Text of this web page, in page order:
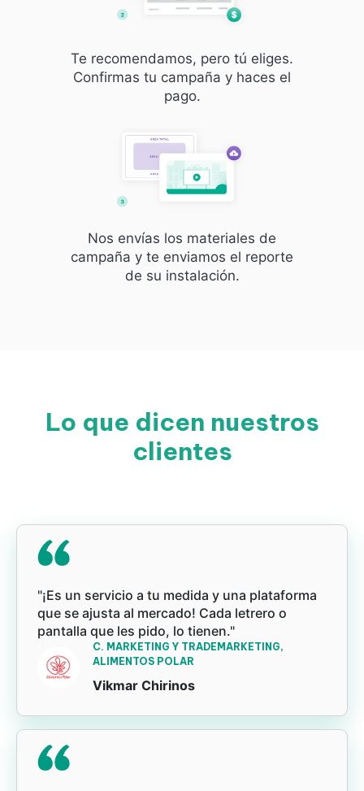
Te recomendamos, pero tú eliges.
Confirmas tu campaña y haces el
pago.
Nos envías los materiales de
campaña y te enviamos el reporte
de su instalación.
Lo que dicen nuestros
clientes
"¡Es un servicio a tu medida y una plataforma
que se ajusta al mercado! Cada letrero o
pantalla que les pido, lo tienen."
C. MARKETING Y TRADEMARKETING,
ALIMENTOS POLAR
Vikmar Chirinos